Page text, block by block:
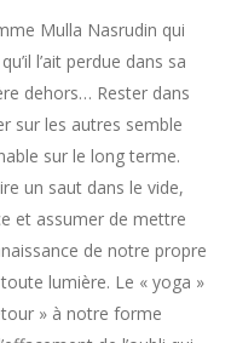
Mulla Nasrudin qui
l’ait perdue dans sa
dehors… Rester dans
sur les autres semble
sur le long terme.
un saut dans le vide,
et assumer de mettre
de notre propre
lumière. Le « yoga »
» à notre forme